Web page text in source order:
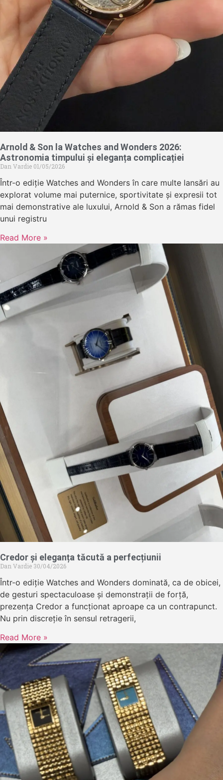
Arnold & Son la Watches and Wonders 2026:
Astronomia timpului și eleganța complicației
Dan Vardie 01/05/2026
Într-o ediție Watches and Wonders în care multe lansări au
explorat volume mai puternice, sportivitate și expresii tot
mai demonstrative ale luxului, Arnold & Son a rămas fidel
unui registru
Read More »
Credor și eleganța tăcută a perfecțiunii
Dan Vardie 30/04/2026
Într-o ediție Watches and Wonders dominată, ca de obicei,
de gesturi spectaculoase și demonstrații de forță,
prezența Credor a funcționat aproape ca un contrapunct.
Nu prin discreție în sensul retragerii,
Read More »